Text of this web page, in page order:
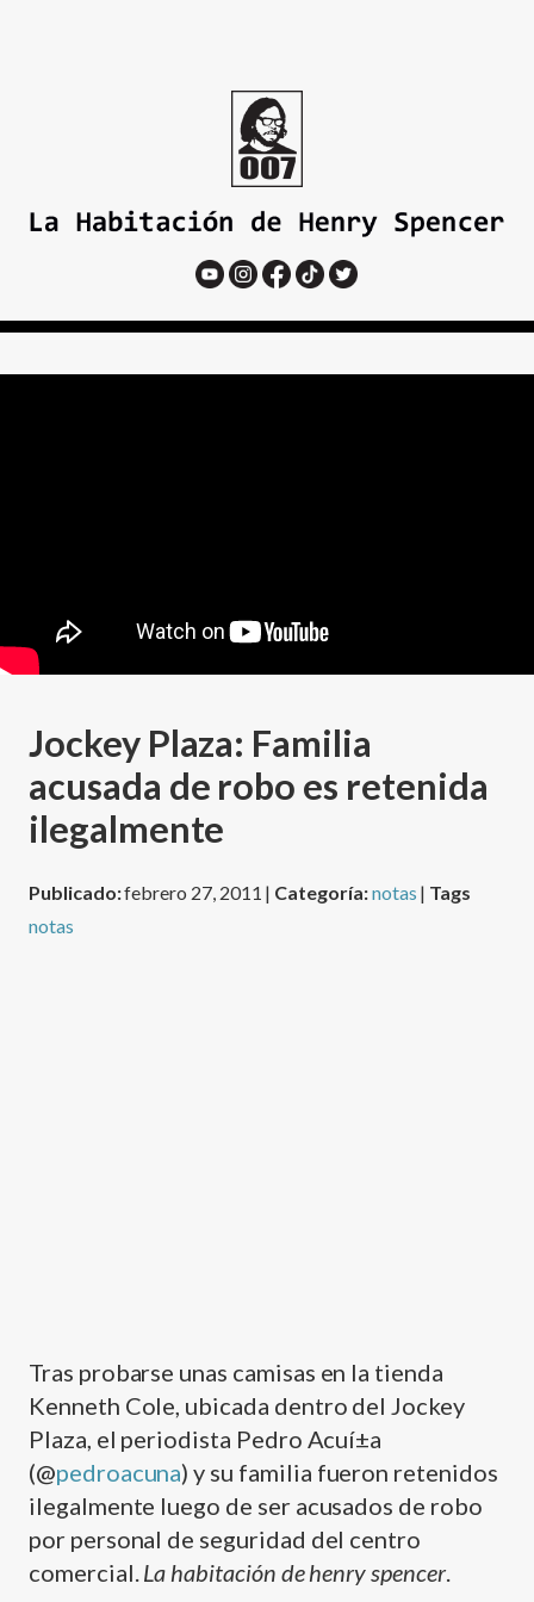
Jockey Plaza: Familia
acusada de robo es retenida
ilegalmente
Publicado:febrero 27, 2011 | Categoría:notas | Tags
notas
Tras probarse unas camisas en la tienda
Kenneth Cole, ubicada dentro del Jockey
Plaza, el periodista Pedro Acuí±a
(@pedroacuna) y su familia fueron retenidos
ilegalmente luego de ser acusados de robo
por personal de seguridad del centro
comercial. La habitación de henry spencer.